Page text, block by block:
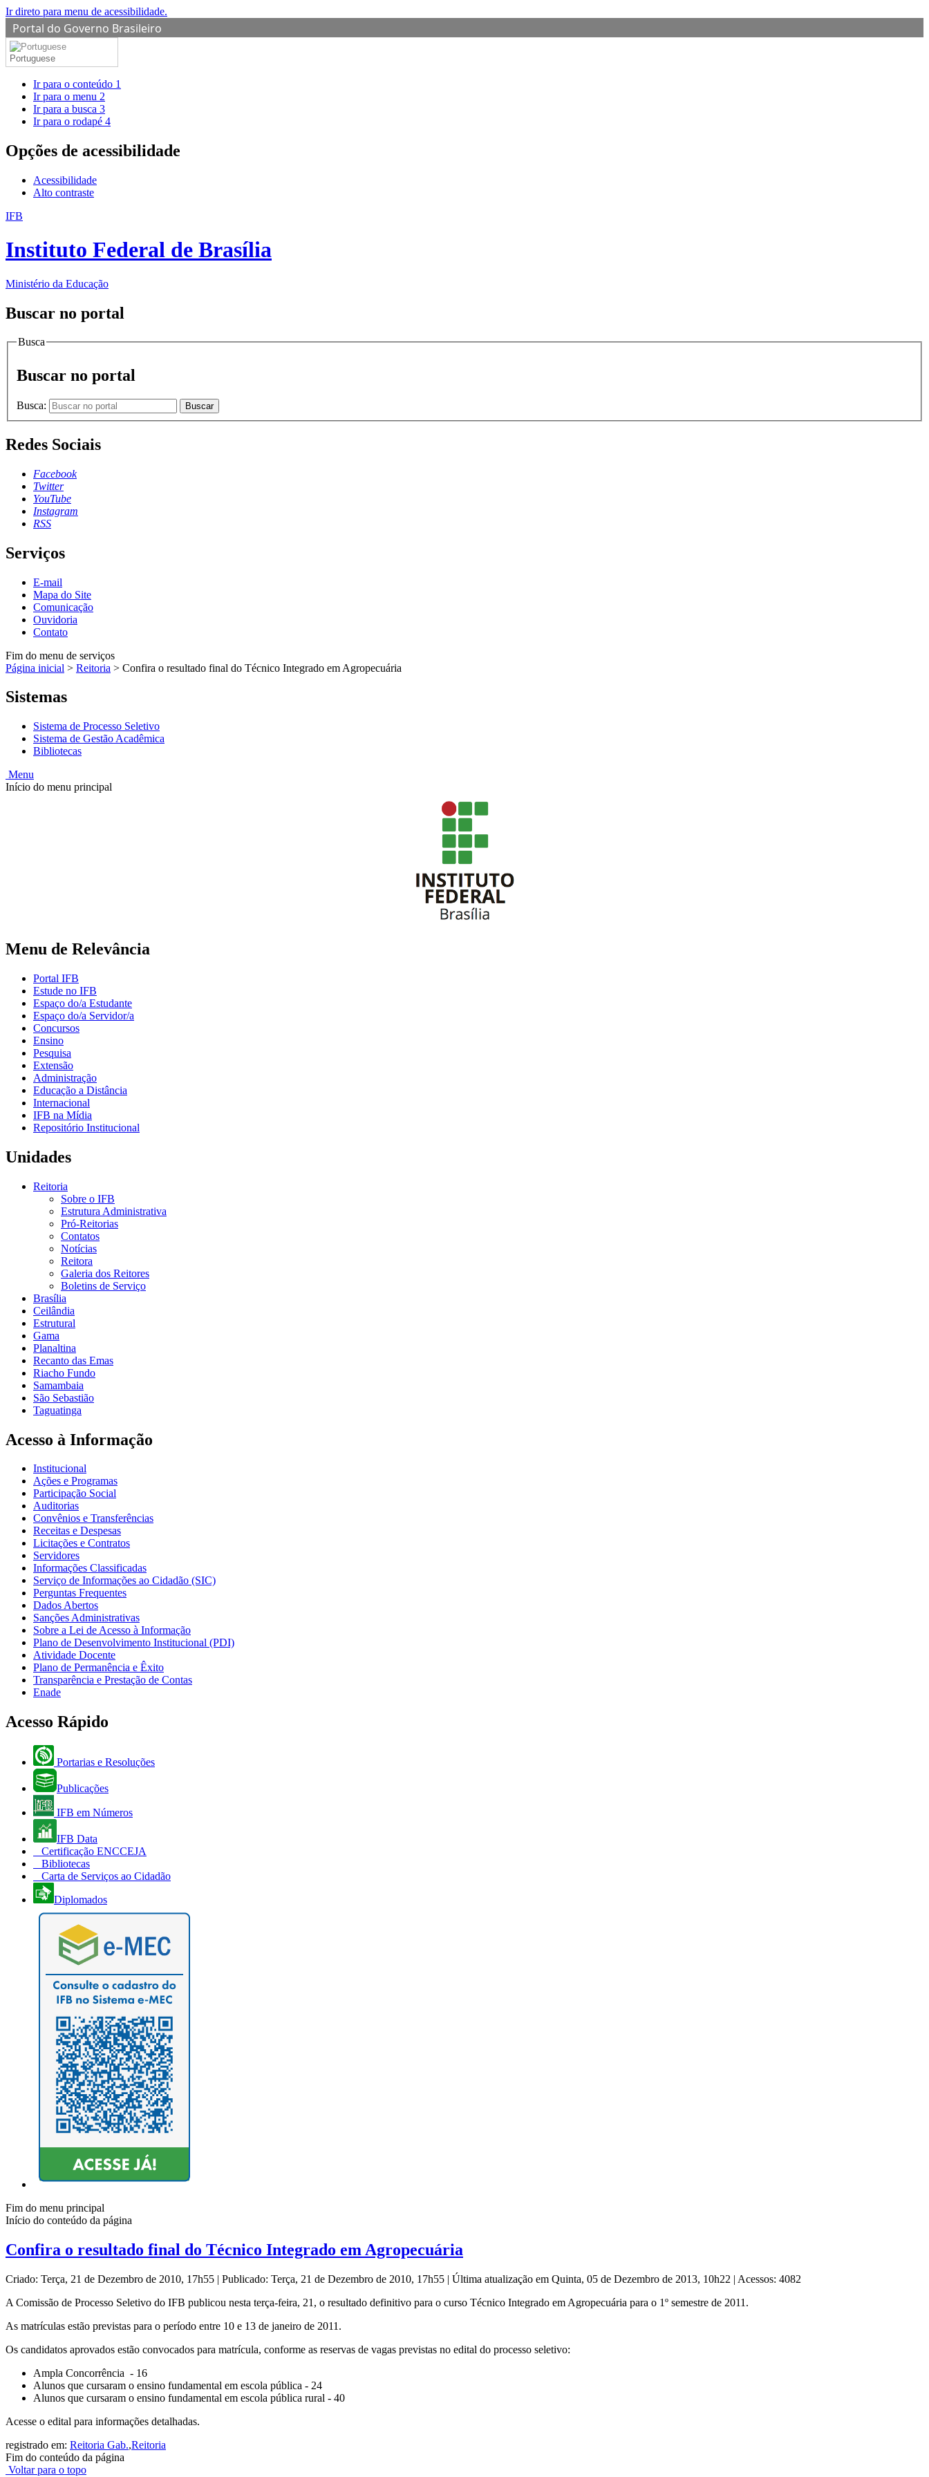
Ir direto para menu de acessibilidade.
Portal do Governo Brasileiro
Portuguese
Ir para o conteúdo 1
Ir para o menu 2
Ir para a busca 3
Ir para o rodapé 4
Opções de acessibilidade
Acessibilidade
Alto contraste
IFB
Instituto Federal de Brasília
Ministério da Educação
Buscar no portal
Busca
Buscar no portal
Busca: Buscar
Redes Sociais
Facebook
Twitter
YouTube
Instagram
RSS
Serviços
E-mail
Mapa do Site
Comunicação
Ouvidoria
Contato
Fim do menu de serviços
Página inicial > Reitoria > Confira o resultado final do Técnico Integrado em Agropecuária
Sistemas
Sistema de Processo Seletivo
Sistema de Gestão Acadêmica
Bibliotecas
Menu
Início do menu principal
Menu de Relevância
Portal IFB
Estude no IFB
Espaço do/a Estudante
Espaço do/a Servidor/a
Concursos
Ensino
Pesquisa
Extensão
Administração
Educação a Distância
Internacional
IFB na Mídia
Repositório Institucional
Unidades
Reitoria
Sobre o IFB
Estrutura Administrativa
Pró-Reitorias
Contatos
Notícias
Reitora
Galeria dos Reitores
Boletins de Serviço
Brasília
Ceilândia
Estrutural
Gama
Planaltina
Recanto das Emas
Riacho Fundo
Samambaia
São Sebastião
Taguatinga
Acesso à Informação
Institucional
Ações e Programas
Participação Social
Auditorias
Convênios e Transferências
Receitas e Despesas
Licitações e Contratos
Servidores
Informações Classificadas
Serviço de Informações ao Cidadão (SIC)
Perguntas Frequentes
Dados Abertos
Sanções Administrativas
Sobre a Lei de Acesso à Informação
Plano de Desenvolvimento Institucional (PDI)
Atividade Docente
Plano de Permanência e Êxito
Transparência e Prestação de Contas
Enade
Acesso Rápido
Portarias e Resoluções
Publicações
IFB em Números
IFB Data
Certificação ENCCEJA
Bibliotecas
Carta de Serviços ao Cidadão
Diplomados
Fim do menu principal
Início do conteúdo da página
Confira o resultado final do Técnico Integrado em Agropecuária
Criado: Terça, 21 de Dezembro de 2010, 17h55 | Publicado: Terça, 21 de Dezembro de 2010, 17h55 | Última atualização em Quinta, 05 de Dezembro de 2013, 10h22 | Acessos: 4082
A Comissão de Processo Seletivo do IFB publicou nesta terça-feira, 21, o resultado definitivo para o curso Técnico Integrado em Agropecuária para o 1º semestre de 2011.
As matrículas estão previstas para o período entre 10 e 13 de janeiro de 2011.
Os candidatos aprovados estão convocados para matrícula, conforme as reservas de vagas previstas no edital do processo seletivo:
Ampla Concorrência - 16
Alunos que cursaram o ensino fundamental em escola pública - 24
Alunos que cursaram o ensino fundamental em escola pública rural - 40
Acesse o edital para informações detalhadas.
registrado em: Reitoria Gab.,Reitoria
Fim do conteúdo da página
Voltar para o topo